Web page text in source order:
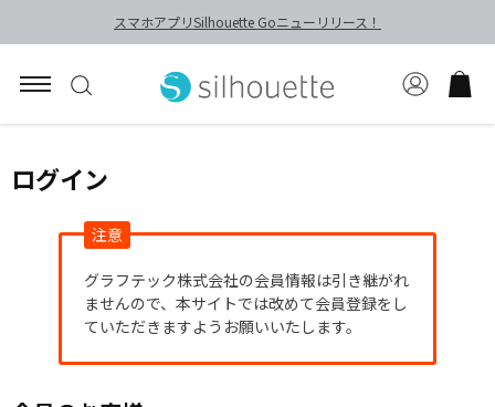
スマホアプリSilhouette Goニューリリース！
ログイン
注意
グラフテック株式会社の会員情報は引き継がれ
ませんので、本サイトでは改めて会員登録をし
ていただきますようお願いいたします。